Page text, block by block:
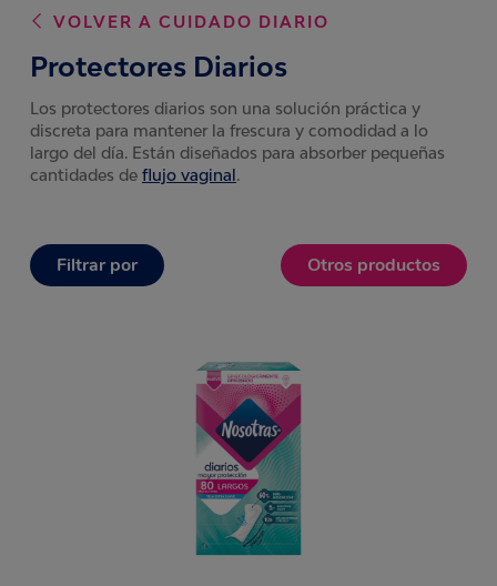
VOLVER A CUIDADO DIARIO
Protectores Diarios
Los protectores diarios son una solución práctica y
discreta para mantener la frescura y comodidad a lo
largo del día. Están diseñados para absorber pequeñas
cantidades de flujo vaginal.
Filtrar por Otros productos